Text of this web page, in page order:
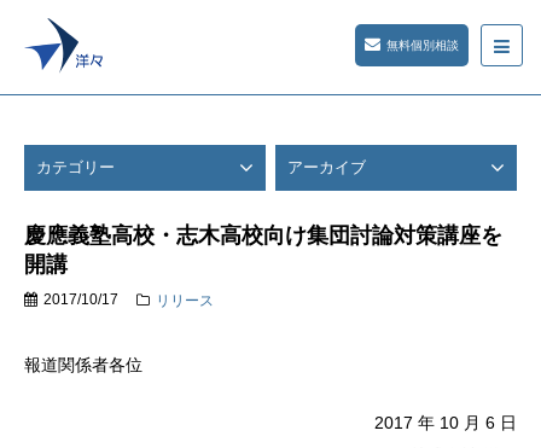
無料個別相談
カテゴリー アーカイブ
慶應義塾高校・志木高校向け集団討論対策講座を
開講
2017/10/17 リリース
報道関係者各位
2017 年 10 月 6 日